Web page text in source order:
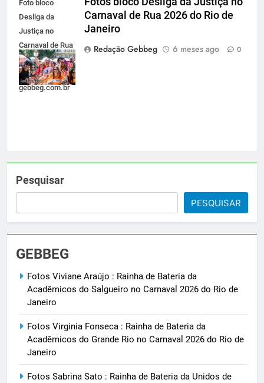
Foto bloco
Desliga da
Justiça no
Carnaval de Rua
2026 do Rio de
Janeiro -
gebbeg.com.br
Carnaval de Rua 2026 do Rio de
Janeiro
Redação Gebbeg
6 meses ago 0
Pesquisar
PESQUISAR
GEBBEG
Fotos Viviane Araújo : Rainha de Bateria da
Acadêmicos do Salgueiro no Carnaval 2026 do Rio de
Janeiro
Fotos Virginia Fonseca : Rainha de Bateria da
Acadêmicos do Grande Rio no Carnaval 2026 do Rio de
Janeiro
Fotos Sabrina Sato : Rainha de Bateria da Unidos de